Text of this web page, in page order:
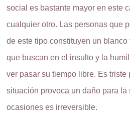
social es bastante mayor en este
cualquier otro. Las personas que
de este tipo constituyen un
que buscan en el insulto y la
ver pasar su tiempo libre. Es triste
situación provoca un daño para la
ocasiones es irreversible.